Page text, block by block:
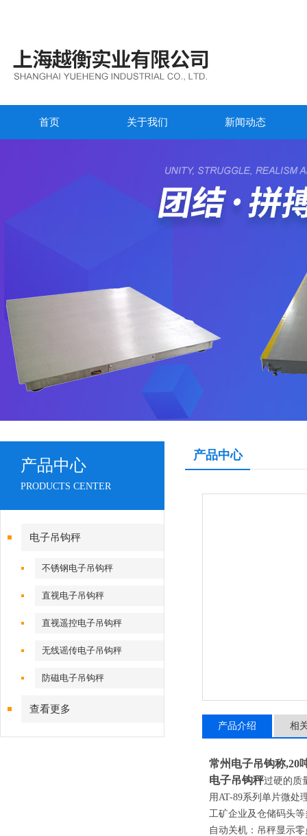
首页 关于我们 新闻动态
产品中心
PRODUCTS CENTER
电子吊钩秤
不锈钢电子吊钩秤
直视电子吊钩秤
直视遥控电子吊钩秤
无线谣传电子吊钩秤
防磁电子吊钩秤
查看更多
产品中心
产品介绍 相
常州电子吊钩称,20
电子吊钩秤过硬的质
用AT-89系列单片微处
工矿企业及仓储码头
自动关机 ： 吊秤显示